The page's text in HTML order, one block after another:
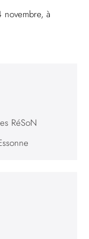
novembre, à
RéSoN